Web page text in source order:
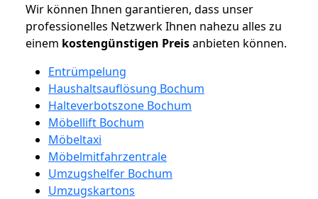
Wir können Ihnen garantieren, dass unser
professionelles Netzwerk Ihnen nahezu alles zu
einem kostengünstigen Preisanbieten können.
Entrümpelung
Haushaltsauflösung Bochum
Halteverbotszone Bochum
Möbellift Bochum
Möbeltaxi
Möbelmitfahrzentrale
Umzugshelfer Bochum
Umzugskartons